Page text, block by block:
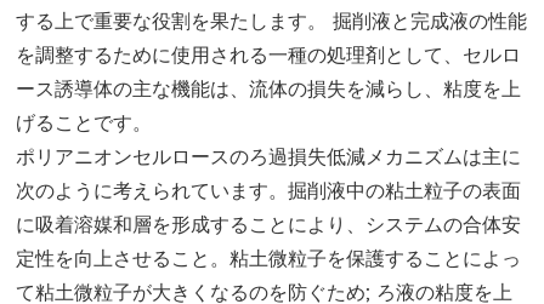
する上で重要な役割を果たします。 掘削液と完成液の性能
を調整するために使用される一種の処理剤として、セルロ
ース誘導体の主な機能は、流体の損失を減らし、粘度を上
げることです。
ポリアニオンセルロースのろ過損失低減メカニズムは主に
次のように考えられています。掘削液中の粘土粒子の表面
に吸着溶媒和層を形成することにより、システムの合体安
定性を向上させること。粘土微粒子を保護することによっ
て粘土微粒子が大きくなるのを防ぐため; ろ液の粘度を上